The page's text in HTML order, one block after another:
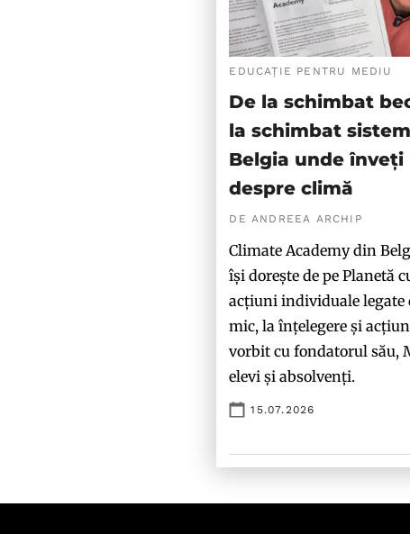
EDUCAȚIE PENTRU MEDIU
De la schimbat
la schimbat
Belgia unde înveți
despre climă
DE ANDREEA ARCHIP
Climate Academy din
își dorește de pe Planetă
acțiuni individuale legate
mic, la înțelegere și
vorbit cu fondatorul său,
elevi și absolvenți.
15.07.2026